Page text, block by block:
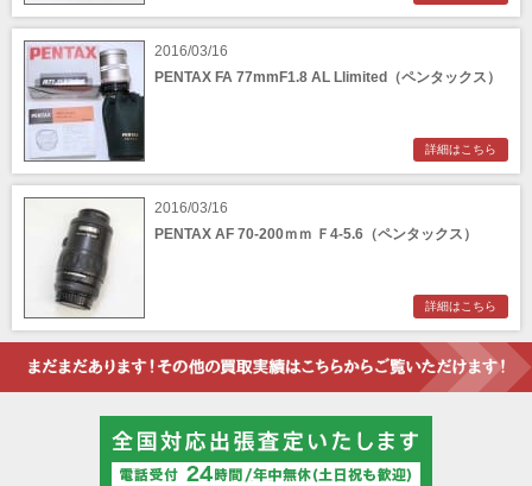
2016/03/16
PENTAX FA 77mmF1.8 AL Llimited（ペンタックス）
詳細はこちら
2016/03/16
PENTAX AF 70-200ｍｍ Ｆ4-5.6（ペンタックス）
詳細はこちら